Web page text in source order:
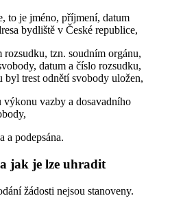
to je jméno, příjmení, datum
bydliště v České republice,
tzn. soudním orgánu,
datum a číslo rozsudku,
byl trest odnětí svobody uložen,
výkonu vazby a dosavadního
a podepsána.
jak je lze uhradit
žádosti nejsou stanoveny.